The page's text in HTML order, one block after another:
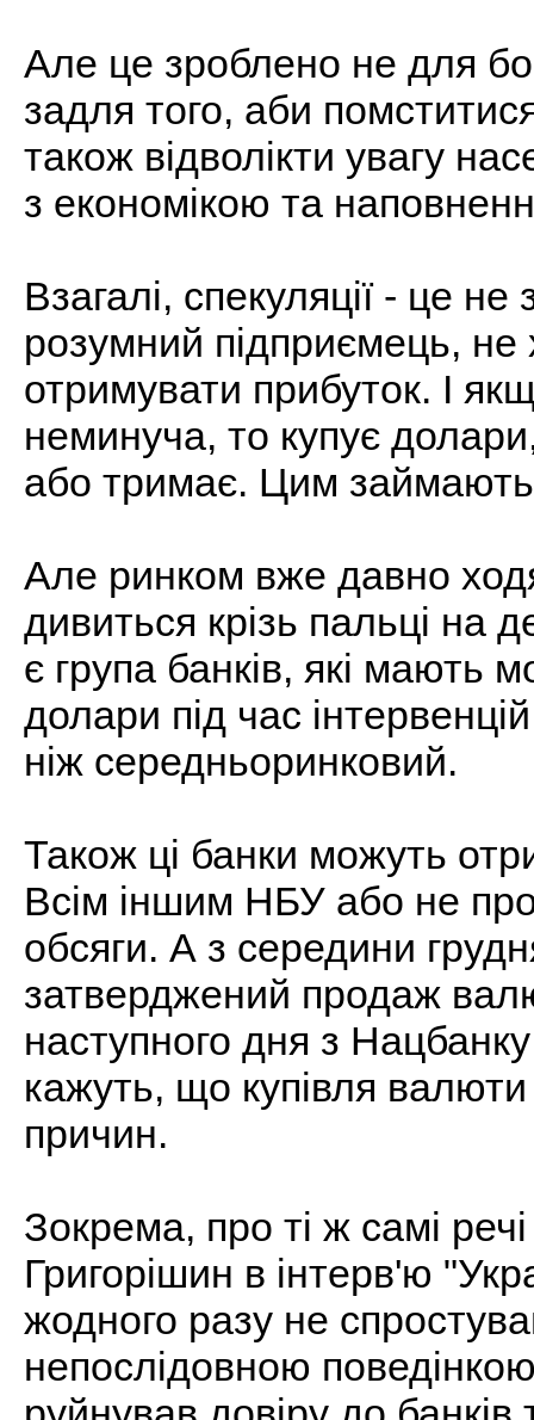
Але це зроблено не для
задля того, аби
також відволікти увагу
з економікою та
Взагалі, спекуляції - це
розумний підприємець, не
отримувати прибуток. І
неминуча, то купує
або тримає. Цим
Але ринком вже давно
дивиться крізь пальці на
є група банків, які мають
долари під час
ніж середньоринковий.
Також ці банки можуть
Всім іншим НБУ або не
обсяги. А з середини
затверджений продаж
наступного дня з
кажуть, що купівля
причин.
Зокрема, про ті ж самі
Григорішин в інтерв'ю
жодного разу не
непослідовною